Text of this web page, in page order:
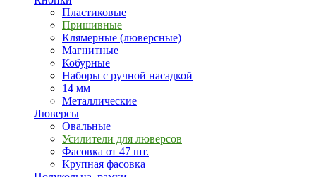
Пластиковые
Пришивные
Клямерные (люверсные)
Магнитные
Кобурные
Наборы с ручной насадкой
14 мм
Металлические
Люверсы
Овальные
Усилители для люверсов
Фасовка от 47 шт.
Крупная фасовка